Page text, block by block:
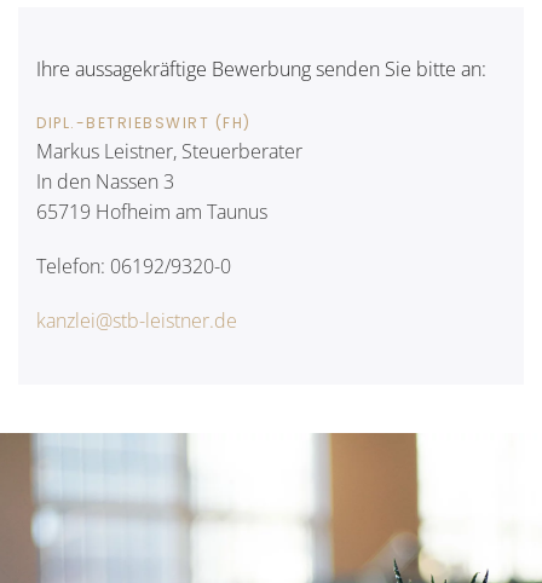
Ihre aussagekräftige Bewerbung senden Sie bitte an:
DIPL.-BETRIEBSWIRT (FH)
Markus Leistner, Steuerberater
In den Nassen 3
65719 Hofheim am Taunus
Telefon: 06192/9320-0
kanzlei@stb-leistner.de